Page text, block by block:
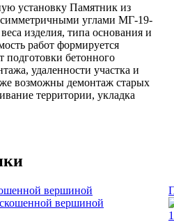
установку Памятник из
симметричными углами МГ-19-
изделия, типа основания и
работ формируется
подготовки бетонного
удаленности участка и
возможны демонтаж старых
территории, укладка
вершиной